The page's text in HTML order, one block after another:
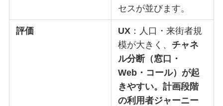
セスが並びます。
評価 UX ：人口・来街者規
模が大きく、 チャネ
ル分断（窓口・
Web・コール）が起
きやすい。計画段階
の利用者ジャーニー